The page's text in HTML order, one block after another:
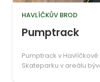
HAVLÍČKŮV BROD
Pumptrack
Pumptrack v
Skateparku v areálu